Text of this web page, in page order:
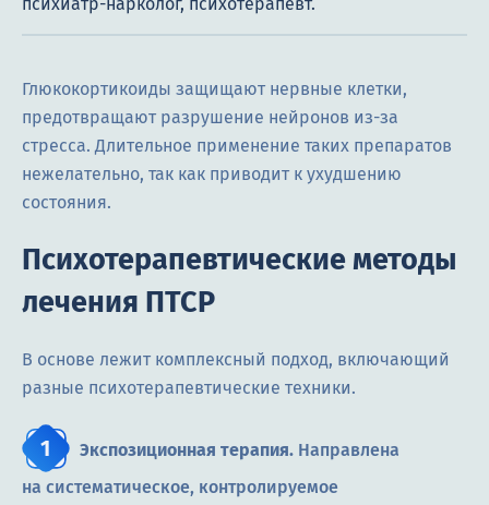
Глюкокортикоиды защищают нервные клетки,
предотвращают разрушение нейронов из-за
стресса. Длительное применение таких препаратов
нежелательно, так как приводит к ухудшению
состояния.
Психотерапевтические методы
лечения ПТСР
В основе лежит комплексный подход, включающий
разные психотерапевтические техники.
Экспозиционная терапия. Направлена
на систематическое, контролируемое